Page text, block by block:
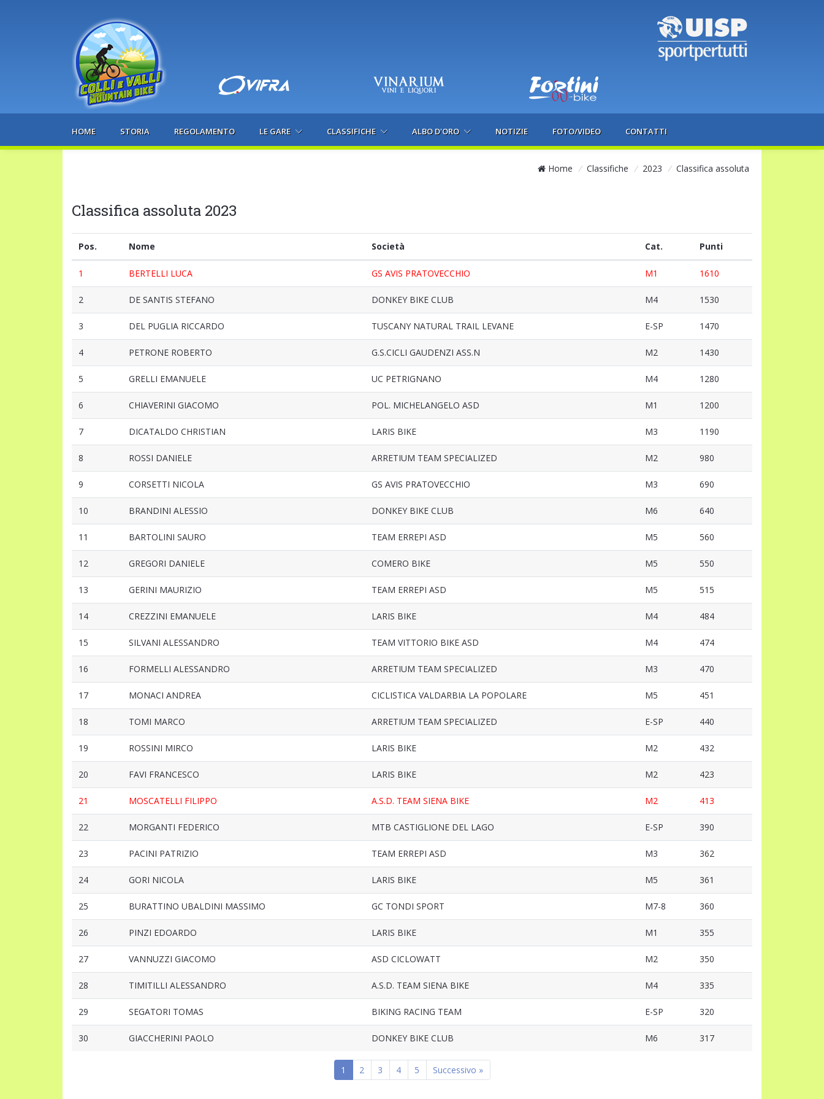
HOME STORIA REGOLAMENTO LE GARE CLASSIFICHE ALBO D'ORO NOTIZIE FOTO/VIDEO CONTATTI
Home / Classifiche / 2023 / Classifica assoluta
Classifica assoluta 2023
Pos. Nome Società Cat. Punti
1 BERTELLI LUCA GS AVIS PRATOVECCHIO M1 1610
2 DE SANTIS STEFANO DONKEY BIKE CLUB M4 1530
3 DEL PUGLIA RICCARDO TUSCANY NATURAL TRAIL LEVANE E-SP 1470
4 PETRONE ROBERTO G.S.CICLI GAUDENZI ASS.N M2 1430
5 GRELLI EMANUELE UC PETRIGNANO M4 1280
6 CHIAVERINI GIACOMO POL. MICHELANGELO ASD M1 1200
7 DICATALDO CHRISTIAN LARIS BIKE M3 1190
8 ROSSI DANIELE ARRETIUM TEAM SPECIALIZED M2 980
9 CORSETTI NICOLA GS AVIS PRATOVECCHIO M3 690
10 BRANDINI ALESSIO DONKEY BIKE CLUB M6 640
11 BARTOLINI SAURO TEAM ERREPI ASD M5 560
12 GREGORI DANIELE COMERO BIKE M5 550
13 GERINI MAURIZIO TEAM ERREPI ASD M5 515
14 CREZZINI EMANUELE LARIS BIKE M4 484
15 SILVANI ALESSANDRO TEAM VITTORIO BIKE ASD M4 474
16 FORMELLI ALESSANDRO ARRETIUM TEAM SPECIALIZED M3 470
17 MONACI ANDREA CICLISTICA VALDARBIA LA POPOLARE M5 451
18 TOMI MARCO ARRETIUM TEAM SPECIALIZED E-SP 440
19 ROSSINI MIRCO LARIS BIKE M2 432
20 FAVI FRANCESCO LARIS BIKE M2 423
21 MOSCATELLI FILIPPO A.S.D. TEAM SIENA BIKE M2 413
22 MORGANTI FEDERICO MTB CASTIGLIONE DEL LAGO E-SP 390
23 PACINI PATRIZIO TEAM ERREPI ASD M3 362
24 GORI NICOLA LARIS BIKE M5 361
25 BURATTINO UBALDINI MASSIMO GC TONDI SPORT M7-8 360
26 PINZI EDOARDO LARIS BIKE M1 355
27 VANNUZZI GIACOMO ASD CICLOWATT M2 350
28 TIMITILLI ALESSANDRO A.S.D. TEAM SIENA BIKE M4 335
29 SEGATORI TOMAS BIKING RACING TEAM E-SP 320
30 GIACCHERINI PAOLO DONKEY BIKE CLUB M6 317
1 2 3 4 5 Successivo »